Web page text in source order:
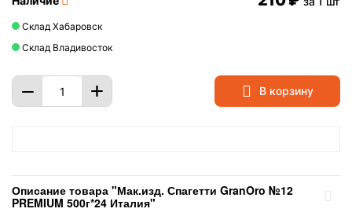
Склад Хабаровск
Склад Владивосток
+
− В корзину
Описание товара "Мак.изд. Спагетти GranOro №12
PREMIUM 500г*24 Италия"